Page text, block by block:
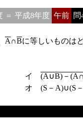
＝ 平成8年度 午前 問
A ∩Bに等しいものは
イ (A∪B)－
オ (S－A)∪(S